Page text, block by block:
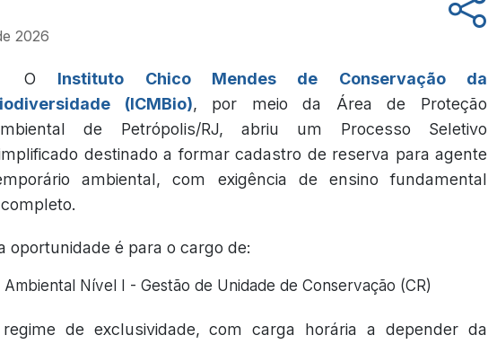
2026
O Instituto Chico Mendes de Conservação da
(ICMBio), por meio da Área de Proteção
de Petrópolis/RJ, abriu um Processo Seletivo
destinado a formar cadastro de reserva para agente
ambiental, com exigência de ensino fundamental
oportunidade é para o cargo de:
Nível I - Gestão de Unidade de Conservação (CR)
de exclusividade, com carga horária a depender da